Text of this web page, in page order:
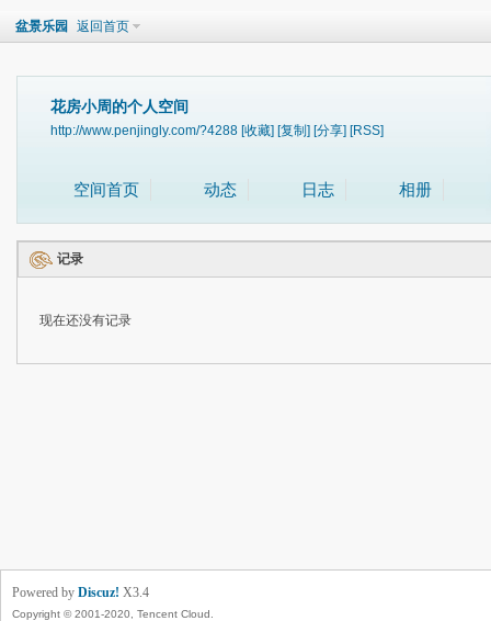
盆景乐园 返回首页
花房小周的个人空间
http://www.penjingly.com/?4288 [收藏] [复制] [分享] [RSS]
空间首页 动态 日志 相册
记录
现在还没有记录
Powered by Discuz! X3.4
Copyright © 2001-2020, Tencent Cloud.